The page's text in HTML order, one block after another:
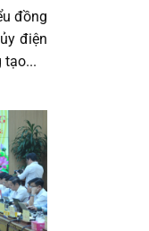
đồng
điện
tạo...